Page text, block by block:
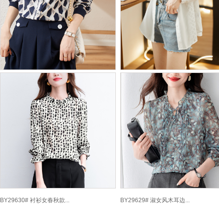
BY29637# 印花长袖衬衫...
Batch Price：￥49
BY29636# 防晒衬衫女秋...
Batch Price：￥47
BY29630# 衬衫女春秋款... BY29629# 淑女风木耳边...